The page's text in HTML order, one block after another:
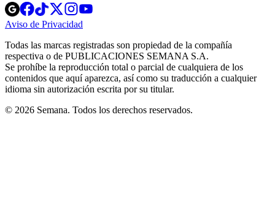
Opens
in
new
Opens
in
new
Opens
in
new
window
Opens
new
windowwindow
Aviso de Privacidad
new
window
Todas las marcas registradas son propiedad de la compañía
respectiva o de PUBLICACIONES SEMANA S.A.
Se prohíbe la reproducción total o parcial de cualquiera de los
contenidos que aquí aparezca, así como su traducción a cualquier
idioma sin autorización escrita por su titular.
© 2026 Semana. Todos los derechos reservados.